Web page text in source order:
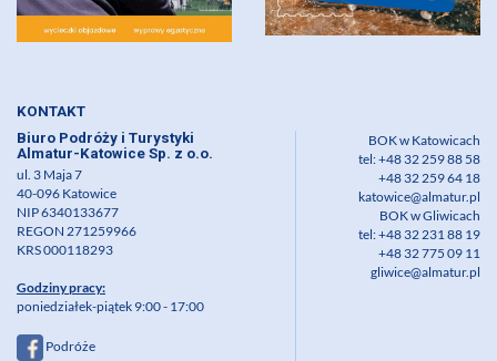
KONTAKT
Biuro Podróży i Turystyki
Almatur-Katowice Sp. z o.o.
ul. 3 Maja 7
40-096 Katowice
NIP 6340133677
REGON 271259966
KRS 000118293
Godziny pracy:
poniedziałek-piątek 9:00 - 17:00
Podróże
BOK w Katowicach
tel: +48 32 259 88 58
+48 32 259 64 18
katowice@almatur.pl
BOK w Gliwicach
tel: +48 32 231 88 19
+48 32 775 09 11
gliwice@almatur.pl